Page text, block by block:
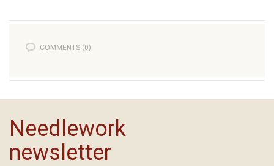
COMMENTS (0)
Needlework
newsletter